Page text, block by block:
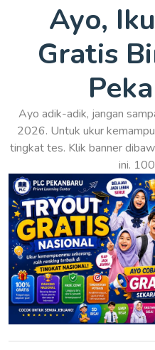
Ayo,
Gratis
Ayo adik-adik, jangan
2026. Untuk ukur
tingkat tes. Klik banner
ini.